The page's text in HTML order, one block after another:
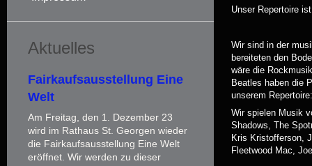
Aktuelles
Fairkaufsausstellung Eine
Welt
Am Freitag, den 1. Dezember 23
wird im Rathaus St. Georgen wieder
die Fairkaufsausstellung Eine Welt
eröffnet. Wir werden zu dieser
Unser Repertoire
Wir sind in der
bereiteten den
wäre die
Beatles haben die
unserem
Wir spielen Musik
Shadows, The
Kris Kristofferson,
Fleetwood Mac,